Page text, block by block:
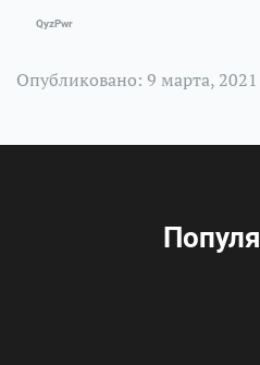
QyzPwr
Опубликовано: 9 марта, 2021